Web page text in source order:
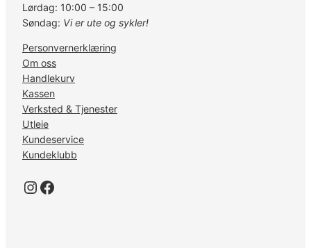
Lørdag: 10:00 – 15:00
Søndag: Vi er ute og sykler!
Personvernerklæring
Om oss
Handlekurv
Kassen
Verksted & Tjenester
Utleie
Kundeservice
Kundeklubb
Instagram Facebook